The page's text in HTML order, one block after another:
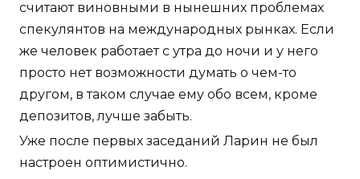
считают виновными в нынешних проблемах
спекулянтов на международных рынках. Если
же человек работает с утра до ночи и у него
просто нет возможности думать о чем-то
другом, в таком случае ему обо всем, кроме
депозитов, лучше забыть.
Уже после первых заседаний Ларин не был
настроен оптимистично.